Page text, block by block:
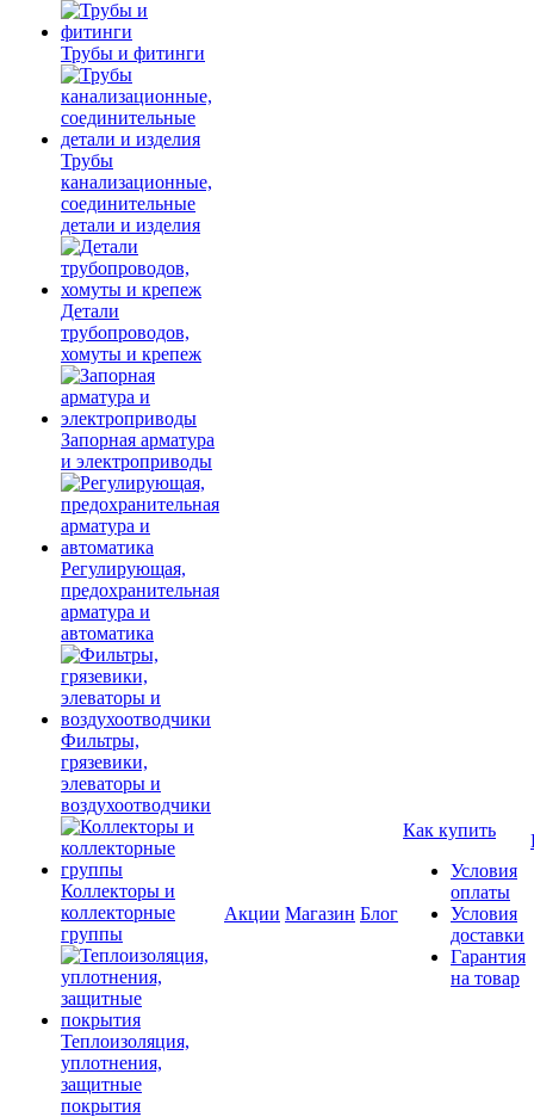
Трубы и фитинги
Трубы
канализационные,
соединительные
детали и изделия
Детали
трубопроводов,
хомуты и крепеж
Запорная арматура
и электроприводы
Регулирующая,
предохранительная
арматура и
автоматика
Фильтры,
грязевики,
элеваторы и
воздухоотводчики
Коллекторы и
коллекторные
группы
Теплоизоляция,
уплотнения,
защитные
покрытия
Акции Магазин Блог
Как купить
Условия
оплаты
Условия
доставки
Гарантия
на товар